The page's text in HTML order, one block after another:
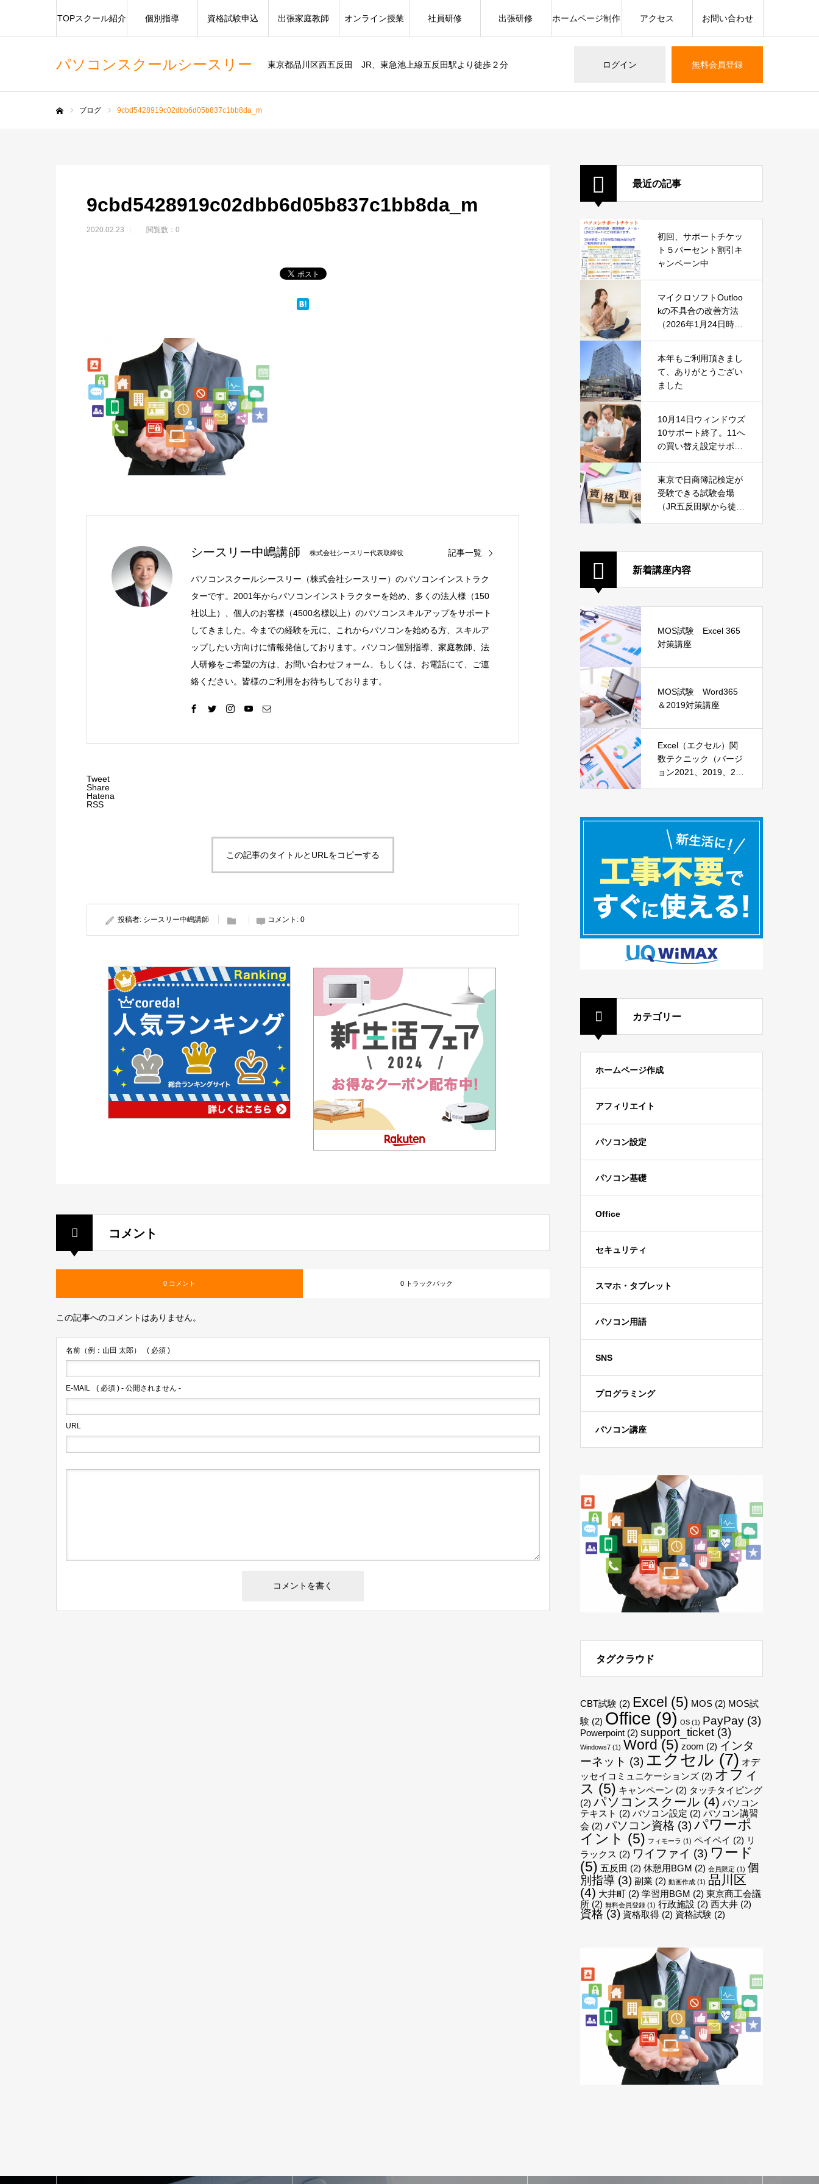
パソコンスクールシースリー 東京都品川区西五反田 JR、東急池上線五反田駅より徒歩２分 ログイン 無料会員登録
TOPスクール紹介 個別指導 資格試験申込 出張家庭教師 オンライン授業 社員研修 出張研修 ホームページ制作 アクセス お問い合わせ
ブログ 9cbd5428919c02dbb6d05b837c1bb8da_m
9cbd5428919c02dbb6d05b837c1bb8da_m
2020.02.23 閲覧数：0
シースリー中嶋講師 株式会社シースリー代表取締役 記事一覧
パソコンスクールシースリー（株式会社シースリー）のパソコンインストラク
ターです。2001年からパソコンインストラクターを始め、多くの法人様（150
社以上）、個人のお客様（4500名様以上）のパソコンスキルアップをサポート
してきました。今までの経験を元に、これからパソコンを始める方、スキルア
ップしたい方向けに情報発信しております。パソコン個別指導、家庭教師、法
人研修をご希望の方は、お問い合わせフォーム、もしくは、お電話にて、ご連
絡ください。皆様のご利用をお待ちしております。
Tweet
Share
Hatena
RSS
この記事のタイトルとURLをコピーする
投稿者: シースリー中嶋講師 コメント: 0
コメント
0 コメント 0 トラックバック
この記事へのコメントはありません。
名前（例：山田 太郎） ( 必須 )
E-MAIL ( 必須 ) - 公開されません -
URL
最近の記事
初回、サポートチケッ
ト５パーセント割引キ
ャンペーン中
マイクロソフトOutloo
kの不具合の改善方法
（2026年1月24日時
本年もご利用頂きまし
て、ありがとうござい
ました
10月14日ウィンドウズ
10サポート終了。11へ
の買い替え設定サポー
東京で日商簿記検定が
受験できる試験会場
（JR五反田駅から徒歩
新着講座内容
MOS試験 Excel 365
対策講座
MOS試験 Word365
＆2019対策講座
Excel（エクセル）関
数テクニック（バージ
ョン2021、2019、201
カテゴリー
ホームページ作成
アフィリエイト
パソコン設定
パソコン基礎
Office
セキュリティ
スマホ・タブレット
パソコン用語
SNS
プログラミング
パソコン講座
タグクラウド
CBT試験 (2) Excel (5) MOS (2) MOS試
験 (2) Office (9) OS (1) PayPay (3)
Powerpoint (2) support_ticket (3)
Windows7 (1) Word (5) zoom (2) インタ
ーネット (3) エクセル (7) オデ
ッセイコミュニケーションズ (2) オフィ
ス (5) キャンペーン (2) タッチタイピング
(2) パソコンスクール (4) パソコン
テキスト (2) パソコン設定 (2) パソコン講習
会 (2) パソコン資格 (3)パワーポ
イント (5) フィモーラ (1) ペイペイ (2) リ
ラックス (2) ワイファイ (3) ワード
(5) 五反田 (2) 休憩用BGM (2) 会員限定 (1) 個
別指導 (3) 副業 (2) 動画作成 (1) 品川区
(4) 大井町 (2) 学習用BGM (2) 東京商工会議
所 (2) 無料会員登録 (1) 行政施設 (2) 西大井 (2)
資格 (3) 資格取得 (2) 資格試験 (2)